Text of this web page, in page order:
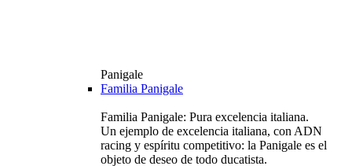
Panigale
Familia Panigale
Familia Panigale: Pura excelencia italiana.
Un ejemplo de excelencia italiana, con ADN
racing y espíritu competitivo: la Panigale es el
objeto de deseo de todo ducatista.